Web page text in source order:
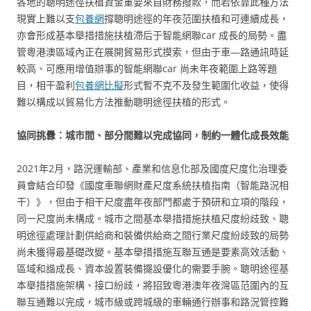
現實上難以支包養網撐聰明途徑的年夜范圍扶植和可連續成長，
亦會形成基本舉措措施扶植滯后于智能網聯car 成長的局勢。盡
管粵港澳區域內正在展開貿易形式摸索，但由于車—路通訊時延
較高、可應用增值辦事的智能網聯car 尚未年夜範圍上路等題
目，相干盈利包養網比擬形式暫不克不及發生範圍化收益，使得
難以構成以貿易化方法推動聰明途徑扶植的形式。
協同挑釁：城市間、部分間難以完成協同，制約一體化成長效能
2021年2月，路況運輸部、產業和信息化部及國度尺度化治理委
員會結合印發《國度車聯網財產尺度系統扶植指南（智能路況相
干）》，但由于相干尺度盡年夜部門都處于預研和立項的階段，
同一尺度尚未構成。城市之間基本舉措措施扶植尺度紛歧致、聰
明途徑處理計劃供給商和裝備供給商之間行業尺度紛歧致的局勢
尚未獲得最基礎改變。基本舉措措施互聯互通是要素高效活動、
區域和諧成長、資本設置裝備擺設優化的需要手腕。聰明途徑基
本舉措措施架構、接口紛歧，將招致粵港澳年夜灣區范圍內的互
聯互通難以完成，城市級或跨城級的車輛通行辦事和路況管控難